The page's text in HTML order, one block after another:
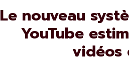
Le nouveau
YouTube
vidéos